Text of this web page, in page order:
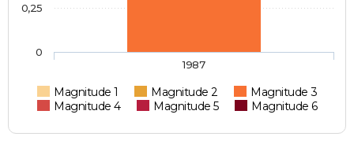
Magnitude 1 Magnitude 2
Magnitude 3
Magnitude 4
Magnitude 5 Magnitude 6
1987
0
0,25